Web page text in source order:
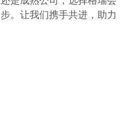
。让我们携手共进，助力